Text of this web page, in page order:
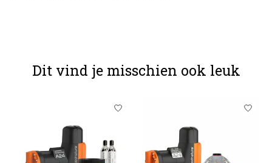
Dit vind je misschien ook leuk
Items van productcarrousel